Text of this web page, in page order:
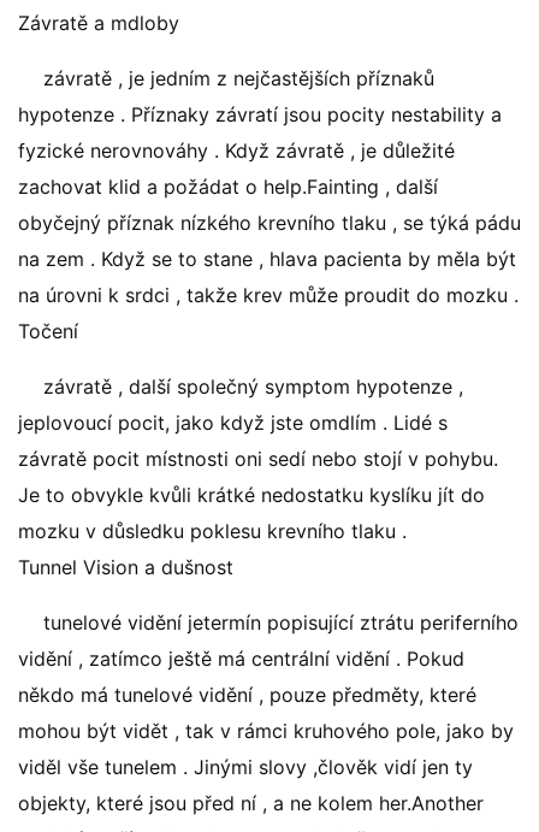
Závratě a mdloby
závratě , je jedním z nejčastějších příznaků
hypotenze . Příznaky závratí jsou pocity nestability a
fyzické nerovnováhy . Když závratě , je důležité
zachovat klid a požádat o help.Fainting , další
obyčejný příznak nízkého krevního tlaku , se týká pádu
na zem . Když se to stane , hlava pacienta by měla být
na úrovni k srdci , takže krev může proudit do mozku .
Točení
závratě , další společný symptom hypotenze ,
jeplovoucí pocit, jako když jste omdlím . Lidé s
závratě pocit místnosti oni sedí nebo stojí v pohybu.
Je to obvykle kvůli krátké nedostatku kyslíku jít do
mozku v důsledku poklesu krevního tlaku .
Tunnel Vision a dušnost
tunelové vidění jetermín popisující ztrátu periferního
vidění , zatímco ještě má centrální vidění . Pokud
někdo má tunelové vidění , pouze předměty, které
mohou být vidět , tak v rámci kruhového pole, jako by
viděl vše tunelem . Jinými slovy ,člověk vidí jen ty
objekty, které jsou před ní , a ne kolem her.Another